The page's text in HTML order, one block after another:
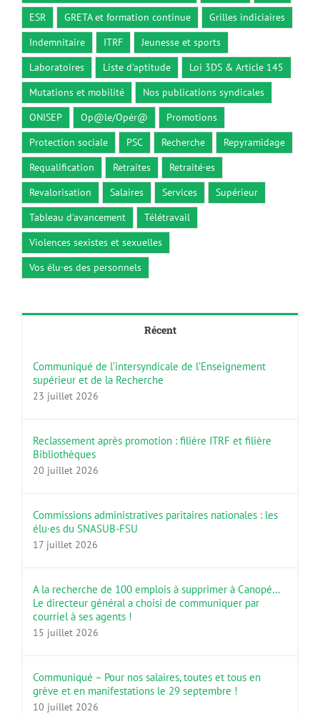
ESR
GRETA et formation continue
Grilles indiciaires
Indemnitaire
ITRF
Jeunesse et sports
Laboratoires
Liste d'aptitude
Loi 3DS & Article 145
Mutations et mobilité
Nos publications syndicales
ONISEP
Op@le/Opér@
Promotions
Protection sociale
PSC Recherche
Repyramidage
Requalification
Retraites
Retraité·es
Revalorisation
Salaires Services
Supérieur
Tableau d'avancement
Télétravail
Violences sexistes et sexuelles
Vos élu·es des personnels
Récent
Communiqué de l’intersyndicale de l’Enseignement
supérieur et de la Recherche
23 juillet 2026
Reclassement après promotion : filière ITRF et filière
Bibliothèques
20 juillet 2026
Commissions administratives paritaires nationales : les
élu·es du SNASUB-FSU
17 juillet 2026
A la recherche de 100 emplois à supprimer à Canopé…
Le directeur général a choisi de communiquer par
courriel à ses agents !
15 juillet 2026
Communiqué – Pour nos salaires, toutes et tous en
grève et en manifestations le 29 septembre !
10 juillet 2026